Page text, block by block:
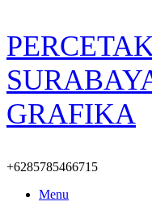
Skip
to
content
GRAFIKA
+6285785466715
Menu